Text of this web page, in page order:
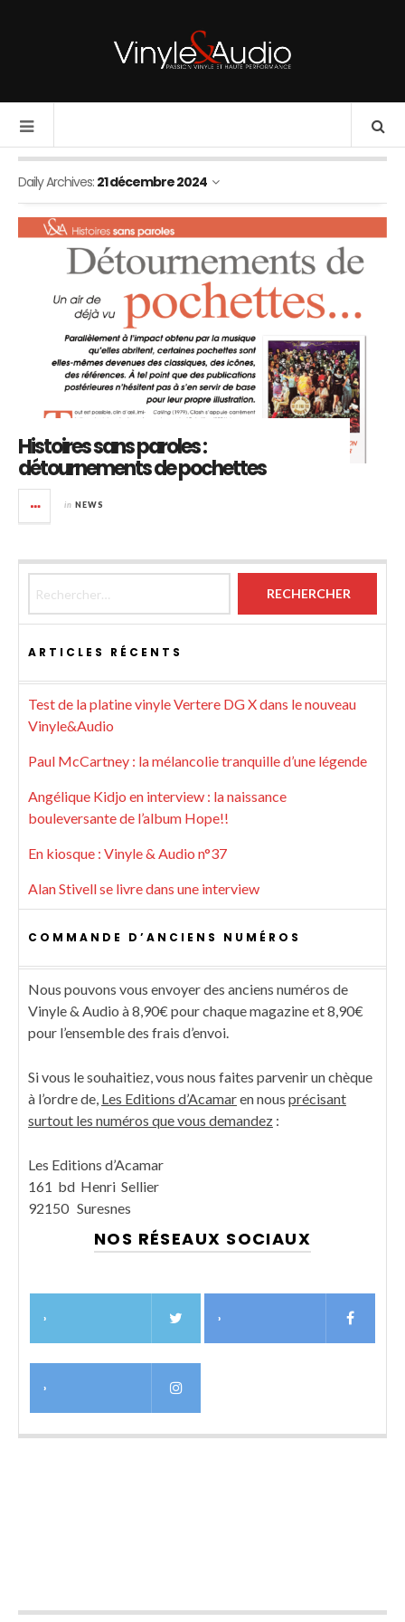
Daily Archives: 21 décembre 2024
Histoires sans paroles :
détournements de pochettes
in NEWS
ARTICLES RÉCENTS
Test de la platine vinyle Vertere DG X dans le nouveau
Vinyle&Audio
Paul McCartney : la mélancolie tranquille d’une légende
Angélique Kidjo en interview : la naissance
bouleversante de l’album Hope!!
En kiosque : Vinyle & Audio n°37
Alan Stivell se livre dans une interview
COMMANDE D’ANCIENS NUMÉROS
Nous pouvons vous envoyer des anciens numéros de
Vinyle & Audio à 8,90€ pour chaque magazine et 8,90€
pour l’ensemble des frais d’envoi.
Si vous le souhaitiez, vous nous faites parvenir un chèque
à l’ordre de, Les Editions d’Acamaren nous précisant
surtout les numéros que vous demandez :
Les Editions d’Acamar
161 bd Henri Sellier
92150 Suresnes
NOS RÉSEAUX SOCIAUX
› ›
›